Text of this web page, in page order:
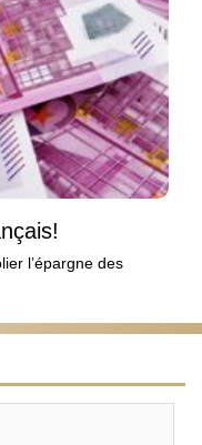
l’épargne des